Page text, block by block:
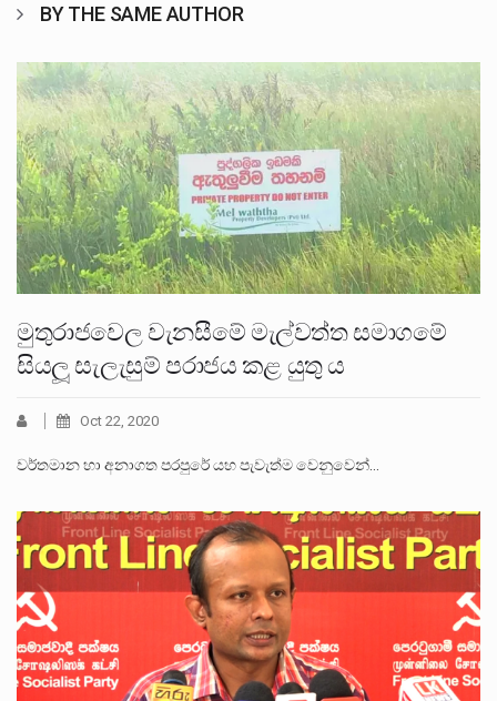
BY THE SAME AUTHOR
මුතුරාජවෙල වැනසීමේ මැල්වත්ත සමාගමේ
සියලූ සැලැසුම් පරාජය කළ යුතු ය
Oct 22, 2020
වර්තමාන හා අනාගත පරපුරේ යහ පැවැත්ම වෙනුවෙන්…